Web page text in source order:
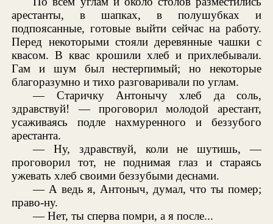
арестанты, в шапках, в полушубках и
подпоясанные, готовые выйти сейчас на работу.
Перед некоторыми стояли деревянные чашки с
квасом. В квас крошили хлеб и прихлебывали.
Гам и шум был нестерпимый; но некоторые
благоразумно и тихо разговаривали по углам.
— Старичку Антонычу хлеб да соль,
здравствуй! — проговорил молодой арестант,
усаживаясь подле нахмуренного и беззубого
арестанта.
— Ну, здравствуй, коли не шутишь, —
проговорил тот, не поднимая глаз и стараясь
ужевать хлеб своими беззубыми деснами.
— А ведь я, Антоныч, думал, что ты помер;
право-ну.
— Нет, ты сперва помри, а я после...